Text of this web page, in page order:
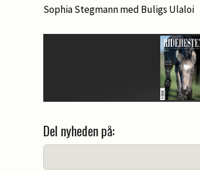
Sophia Stegmann med Buligs Ulaloi
Del nyheden på: